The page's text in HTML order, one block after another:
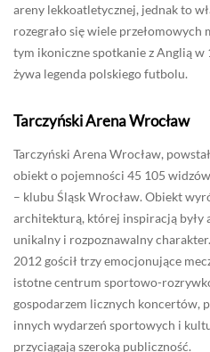
areny lekkoatletycznej, jednak to
rozegrało się wiele
tym ikoniczne spotkanie z Anglią
żywa legenda polskiego futbolu.
Tarczyński Arena Wrocław
Tarczyński Arena Wrocław,
obiekt o pojemności 45 105
– klubu Śląsk Wrocław. Obiekt
architekturą, której inspiracją były
unikalny i rozpoznawalny
2012 gościł trzy emocjonujące
istotne centrum sportowo-
gospodarzem licznych koncertów,
innych wydarzeń sportowych i
przyciągają szeroką publiczność.